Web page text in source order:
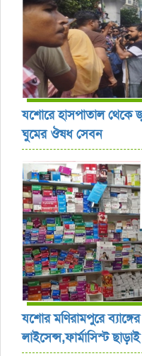
যশোরে হাসপাতাল থেকে
ঘুমের ঔষধ সেবন
যশোর ‎মণিরামপুরে
লাইসেন্স,ফার্মাসিস্ট